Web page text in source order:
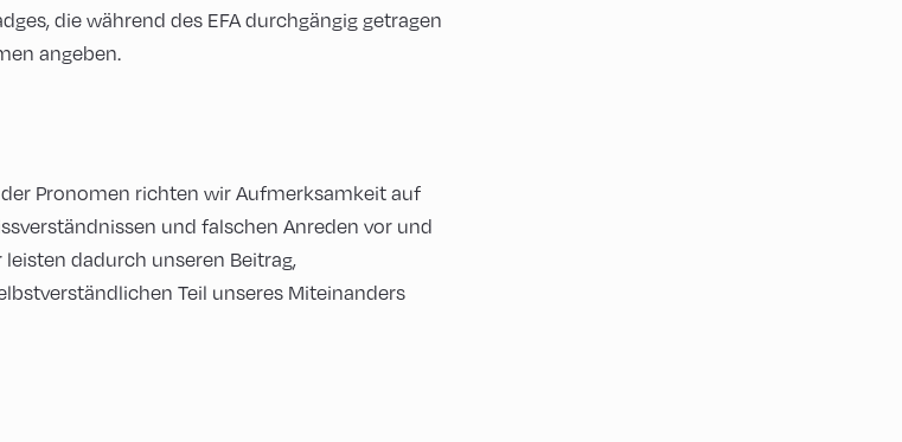
die während des EFA durchgängig getragen
angeben.
Pronomen richten wir Aufmerksamkeit auf
und falschen Anreden vor und
dadurch unseren Beitrag,
Teil unseres Miteinanders